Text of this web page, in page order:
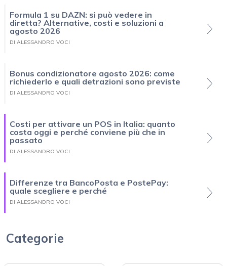
Formula 1 su DAZN: si può vedere in
diretta? Alternative, costi e soluzioni a
agosto 2026
DI ALESSANDRO VOCI
Bonus condizionatore agosto 2026: come
richiederlo e quali detrazioni sono previste
DI ALESSANDRO VOCI
Costi per attivare un POS in Italia: quanto
costa oggi e perché conviene più che in
passato
DI ALESSANDRO VOCI
Differenze tra BancoPosta e PostePay:
quale scegliere e perché
DI ALESSANDRO VOCI
Categorie